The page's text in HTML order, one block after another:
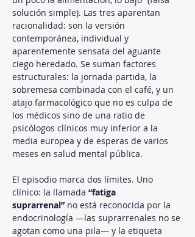
solución simple). Las tres aparentan
racionalidad: son la versión
contemporánea, individual y
aparentemente sensata del aguante
ciego heredado. Se suman factores
estructurales: la jornada partida, la
sobremesa combinada con el café, y un
atajo farmacológico que no es culpa de
los médicos sino de una ratio de
psicólogos clínicos muy inferior a la
media europea y de esperas de varios
meses en salud mental pública.
El episodio marca dos límites. Uno
clínico: la llamada “fatiga
suprarrenal” no está reconocida por la
endocrinología —las suprarrenales no se
agotan como una pila— y la etiqueta